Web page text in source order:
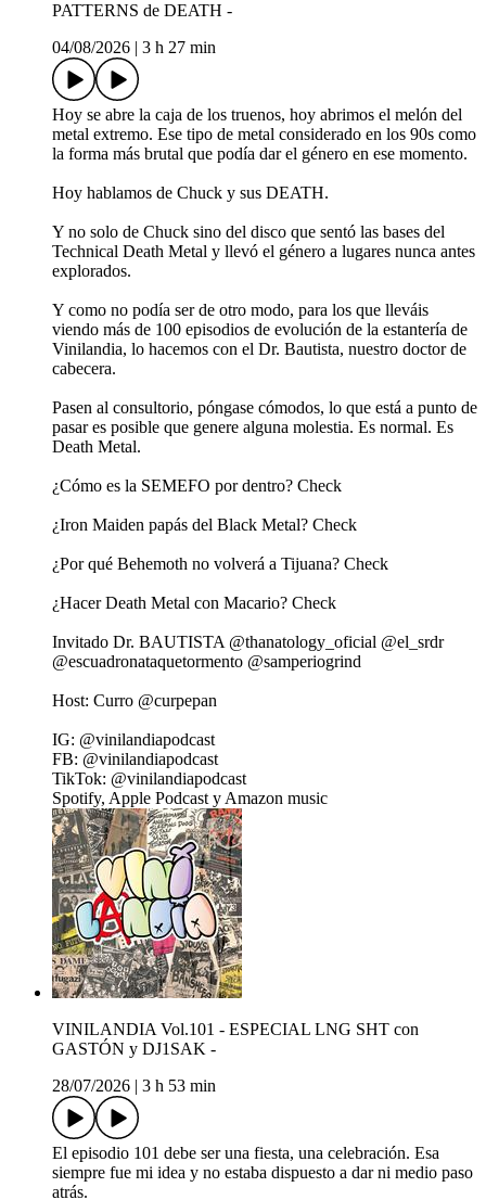
PATTERNS de DEATH -
04/08/2026
3 h 27 min
Hoy se abre la caja de los truenos, hoy abrimos el melón del
metal extremo. Ese tipo de metal considerado en los 90s como
la forma más brutal que podía dar el género en ese momento.
Hoy hablamos de Chuck y sus DEATH.
Y no solo de Chuck sino del disco que sentó las bases del
Technical Death Metal y llevó el género a lugares nunca antes
explorados.
Y como no podía ser de otro modo, para los que lleváis
viendo más de 100 episodios de evolución de la estantería de
Vinilandia, lo hacemos con el Dr. Bautista, nuestro doctor de
cabecera.
Pasen al consultorio, póngase cómodos, lo que está a punto de
pasar es posible que genere alguna molestia. Es normal. Es
Death Metal.
¿Cómo es la SEMEFO por dentro? Check
¿Iron Maiden papás del Black Metal? Check
¿Por qué Behemoth no volverá a Tijuana? Check
¿Hacer Death Metal con Macario? Check
Invitado Dr. BAUTISTA @thanatology_oficial @el_srdr
@escuadronataquetormento @samperiogrind
Host: Curro @curpepan
IG: @vinilandiapodcast
FB: @vinilandiapodcast
TikTok: @vinilandiapodcast
Spotify, Apple Podcast y Amazon music
VINILANDIA Vol.101 - ESPECIAL LNG SHT con
GASTÓN y DJ1SAK -
28/07/2026
3 h 53 min
El episodio 101 debe ser una fiesta, una celebración. Esa
siempre fue mi idea y no estaba dispuesto a dar ni medio paso
atrás.